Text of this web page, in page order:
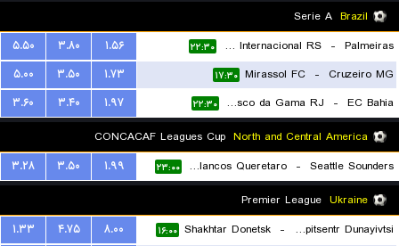
Brazil
Palmeiras
-
SC Internacional RS ۲۲:۳۰ ۱.۵۶ ۳.۸۰
۵.۵۰
Cruzeiro MG
-
Mirassol FC ۱۷:۳۰ ۱.۷۳ ۳.۵۰
۵.۰۰
EC Bahia
-
Vasco da Gama RJ ۲۲:۳۰ ۱.۹۷ ۳.۴۰
۳.۶۰
North and Central America
Seattle Sounders
-
Gallos Blancos Queretaro ۲۳:۰۰ ۱.۹۹ ۳.۵۰
۳.۲۸
Ukraine
FC Epitsentr Dunayivtsi
-
Shakhtar Donetsk ۱۶:۰۰ ۸.۰۰ ۴.۷۵
۱.۳۳